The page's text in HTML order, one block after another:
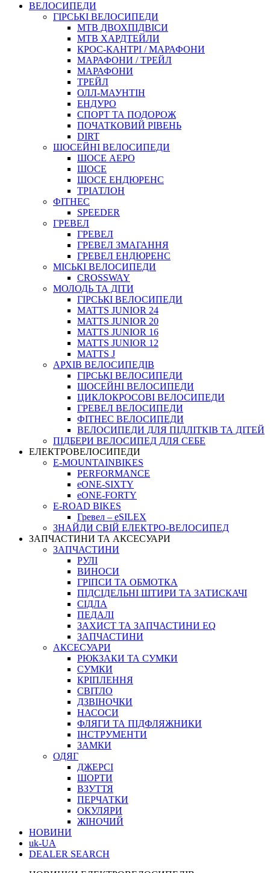
ВЕЛОСИПЕДИ
ГІРСЬКІ ВЕЛОСИПЕДИ
MTB ДВОХПIДВIСИ
MTB ХАРДТЕЙЛИ
КРОС-КАНТРI / МАРАФОНИ
МАРАФОНИ / ТРЕЙЛ
МАРАФОНИ
ТРЕЙЛ
ОЛЛ-МАУНТIН
ЕНДУРО
СПОРТ ТА ПОДОРОЖ
ПОЧАТКОВИЙ РIВЕНЬ
DIRT
ШОСЕЙНІ ВЕЛОСИПЕДИ
ШОСЕ АЕРО
ШОСЕ
ШОСЕ ЕНДЮРЕНС
ТРІАТЛОН
ФІТНЕС
SPEEDER
ГРЕВЕЛ
ГРЕВЕЛ
ГРЕВЕЛ ЗМАГАННЯ
ГРЕВЕЛ ЕНДЮРЕНС
МІСЬКІ ВЕЛОСИПЕДИ
CROSSWAY
МОЛОДЬ ТА ДІТИ
ГIРСЬКI ВЕЛОСИПЕДИ
MATTS JUNIOR 24
MATTS JUNIOR 20
MATTS JUNIOR 16
MATTS JUNIOR 12
MATTS J
АРХIВ ВЕЛОСИПЕДIВ
ГІРСЬКІ ВЕЛОСИПЕДИ
ШОСЕЙНІ ВЕЛОСИПЕДИ
ЦИКЛОКРОСОВІ ВЕЛОСИПЕДИ
ГРЕВЕЛ ВЕЛОСИПЕДИ
ФІТНЕС ВЕЛОСИПЕДИ
ВЕЛОСИПЕДИ ДЛЯ ПІДЛІТКІВ ТА ДІТЕЙ
ПIДБЕРИ ВЕЛОСИПЕД ДЛЯ СЕБЕ
ЕЛЕКТРОВЕЛОСИПЕДИ
E-MOUNTAINBIKES
PERFORMANCE
eONE-SIXTY
eONE-FORTY
E-ROAD BIKES
Гревел – eSILEX
ЗНАЙДИ СВІЙ ЕЛЕКТРО-ВЕЛОСИПЕД
ЗАПЧАСТИНИ ТА АКСЕСУАРИ
ЗАПЧАСТИНИ
РУЛІ
ВИНОСИ
ГРІПСИ ТА ОБМОТКА
ПІДСІДЕЛЬНІ ШТИРИ ТА ЗАТИСКАЧІ
СІДЛА
ПЕДАЛІ
ЗАХИСТ ТА ЗАПЧАСТИНИ EQ
ЗАПЧАСТИНИ
АКСЕСУАРИ
РЮКЗАКИ ТА СУМКИ
СУМКИ
КРІПЛЕННЯ
СВІТЛО
ДЗВІНОЧКИ
НАСОСИ
ФЛЯГИ ТА ПІДФЛЯЖНИКИ
ІНСТРУМЕНТИ
ЗАМКИ
ОДЯГ
ДЖЕРСІ
ШОРТИ
ВЗУТТЯ
ПЕРЧАТКИ
ОКУЛЯРИ
ЖІНОЧИЙ
НОВИНИ
uk-UA
DEALER SEARCH